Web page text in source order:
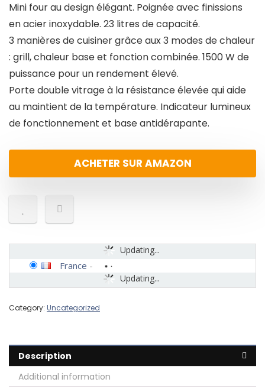
Mini four au design élégant. Poignée avec finissions
en acier inoxydable. 23 litres de capacité.
3 manières de cuisiner grâce aux 3 modes de chaleur
: grill, chaleur base et fonction combinée. 1500 W de
puissance pour un rendement élevé.
Porte double vitrage à la résistance élevée qui aide
au maintient de la température. Indicateur lumineux
de fonctionnement et base antidérapante.
ACHETER SUR AMAZON
Updating...
Updating...
France -
Category: Uncategorized
Description
Additional information